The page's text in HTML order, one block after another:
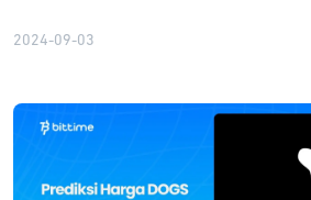
2024-09-03